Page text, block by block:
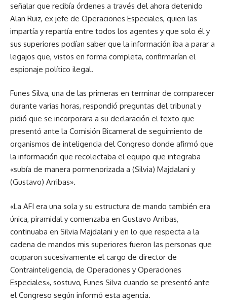
señalar que recibía órdenes a través del ahora detenido
Alan Ruiz, ex jefe de Operaciones Especiales, quien las
impartía y repartía entre todos los agentes y que solo él y
sus superiores podían saber que la información iba a parar a
legajos que, vistos en forma completa, confirmarían el
espionaje político ilegal.
Funes Silva, una de las primeras en terminar de comparecer
durante varias horas, respondió preguntas del tribunal y
pidió que se incorporara a su declaración el texto que
presentó ante la Comisión Bicameral de seguimiento de
organismos de inteligencia del Congreso donde afirmó que
la información que recolectaba el equipo que integraba
«subía de manera pormenorizada a (Silvia) Majdalani y
(Gustavo) Arribas».
«La AFI era una sola y su estructura de mando también era
única, piramidal y comenzaba en Gustavo Arribas,
continuaba en Silvia Majdalani y en lo que respecta a la
cadena de mandos mis superiores fueron las personas que
ocuparon sucesivamente el cargo de director de
Contrainteligencia, de Operaciones y Operaciones
Especiales», sostuvo, Funes Silva cuando se presentó ante
el Congreso según informó esta agencia.